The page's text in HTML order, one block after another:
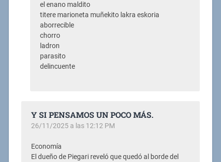
el enano maldito
titere marioneta muñekito lakra eskoria
aborrecible
chorro
ladron
parasito
delincuente
Y SI PENSAMOS UN POCO MÁS.
26/11/2025 a las 12:12 PM
Economía
El dueño de Piegari reveló que quedó al borde del